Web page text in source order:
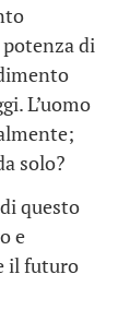
di
L’uomo
solo?
questo
e
il futuro